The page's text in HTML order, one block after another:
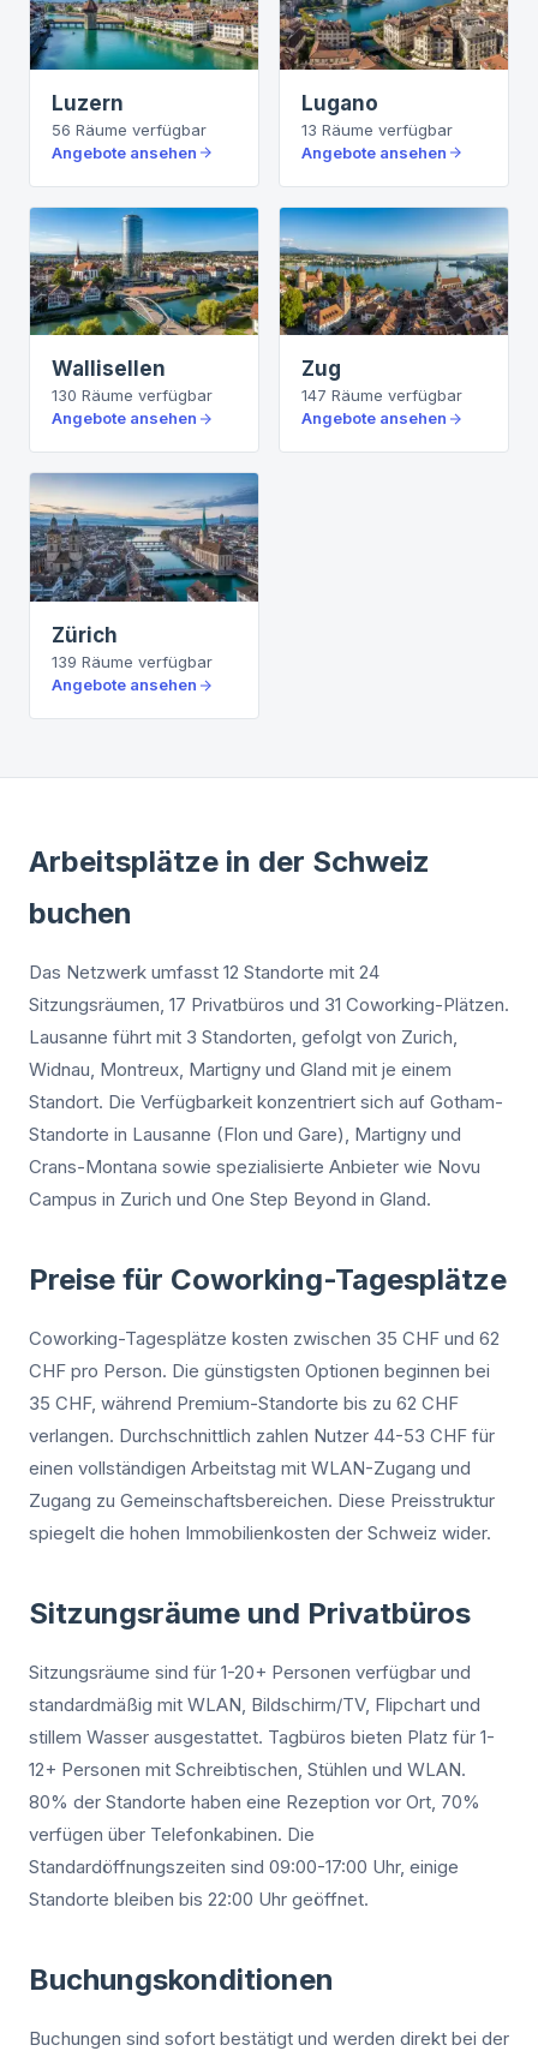
Luzern
56 Räume verfügbar
Angebote ansehen
Lugano
13 Räume verfügbar
Angebote ansehen
Wallisellen
130 Räume verfügbar
Angebote ansehen
Zug
147 Räume verfügbar
Angebote ansehen
Zürich
139 Räume verfügbar
Angebote ansehen
Arbeitsplätze in der Schweiz
buchen
Das Netzwerk umfasst 12 Standorte mit 24
Sitzungsräumen, 17 Privatbüros und 31 Coworking-Plätzen.
Lausanne führt mit 3 Standorten, gefolgt von Zurich,
Widnau, Montreux, Martigny und Gland mit je einem
Standort. Die Verfügbarkeit konzentriert sich auf Gotham-
Standorte in Lausanne (Flon und Gare), Martigny und
Crans-Montana sowie spezialisierte Anbieter wie Novu
Campus in Zurich und One Step Beyond in Gland.
Preise für Coworking-Tagesplätze
Coworking-Tagesplätze kosten zwischen 35 CHF und 62
CHF pro Person. Die günstigsten Optionen beginnen bei
35 CHF, während Premium-Standorte bis zu 62 CHF
verlangen. Durchschnittlich zahlen Nutzer 44-53 CHF für
einen vollständigen Arbeitstag mit WLAN-Zugang und
Zugang zu Gemeinschaftsbereichen. Diese Preisstruktur
spiegelt die hohen Immobilienkosten der Schweiz wider.
Sitzungsräume und Privatbüros
Sitzungsräume sind für 1-20+ Personen verfügbar und
standardmäßig mit WLAN, Bildschirm/TV, Flipchart und
stillem Wasser ausgestattet. Tagbüros bieten Platz für 1-
12+ Personen mit Schreibtischen, Stühlen und WLAN.
80% der Standorte haben eine Rezeption vor Ort, 70%
verfügen über Telefonkabinen. Die
Standardöffnungszeiten sind 09:00-17:00 Uhr, einige
Standorte bleiben bis 22:00 Uhr geöffnet.
Buchungskonditionen
Buchungen sind sofort bestätigt und werden direkt bei der